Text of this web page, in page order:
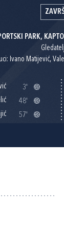
PARK,
Ivano Matijević,
3'
48'
57'